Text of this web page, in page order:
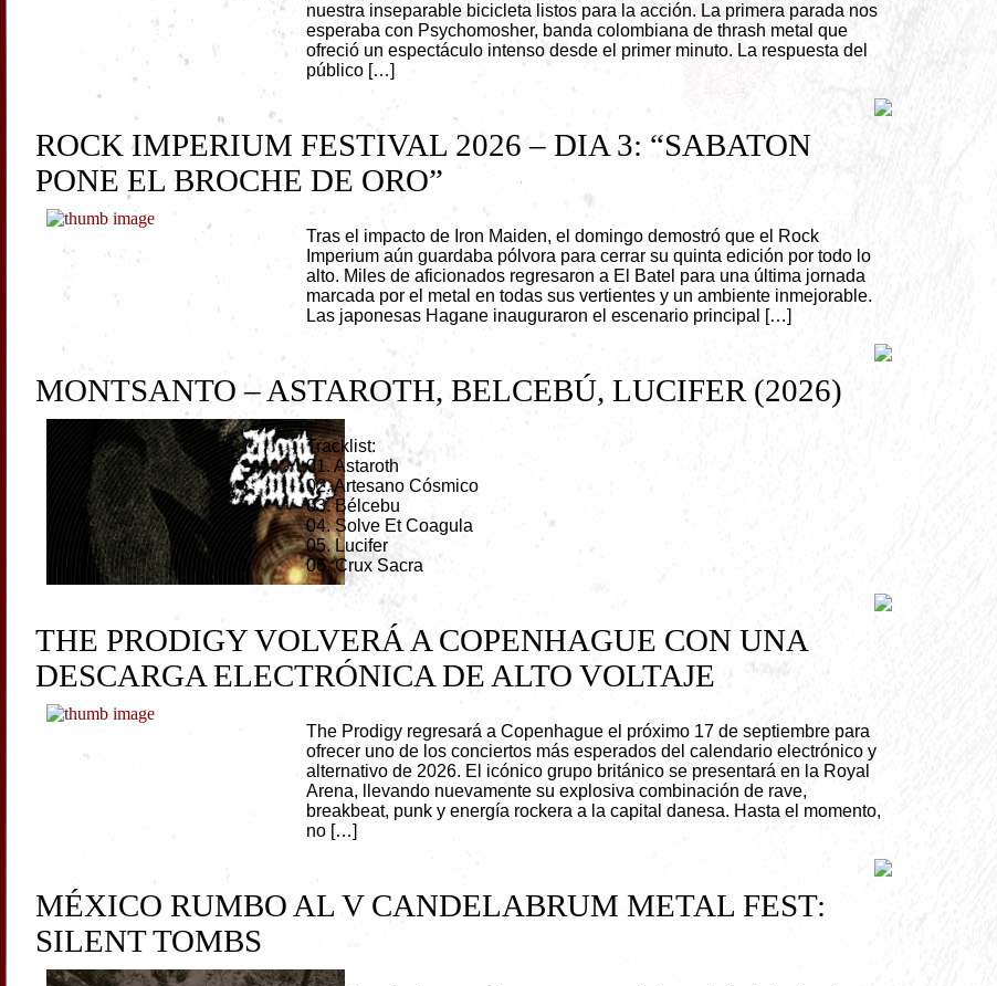
nuestra inseparable bicicleta listos para la acción. La primera parada nos
esperaba con Psychomosher, banda colombiana de thrash metal que
ofreció un espectáculo intenso desde el primer minuto. La respuesta del
público […]
ROCK IMPERIUM FESTIVAL 2026 – DIA 3: “SABATON
PONE EL BROCHE DE ORO”
Tras el impacto de Iron Maiden, el domingo demostró que el Rock
Imperium aún guardaba pólvora para cerrar su quinta edición por todo lo
alto. Miles de aficionados regresaron a El Batel para una última jornada
marcada por el metal en todas sus vertientes y un ambiente inmejorable.
Las japonesas Hagane inauguraron el escenario principal […]
MONTSANTO – ASTAROTH, BELCEBÚ, LUCIFER (2026)
Tracklist:
01. Astaroth
02. Artesano Cósmico
03. Bélcebu
04. Solve Et Coagula
05. Lucifer
06. Crux Sacra
THE PRODIGY VOLVERÁ A COPENHAGUE CON UNA
DESCARGA ELECTRÓNICA DE ALTO VOLTAJE
The Prodigy regresará a Copenhague el próximo 17 de septiembre para
ofrecer uno de los conciertos más esperados del calendario electrónico y
alternativo de 2026. El icónico grupo británico se presentará en la Royal
Arena, llevando nuevamente su explosiva combinación de rave,
breakbeat, punk y energía rockera a la capital danesa. Hasta el momento,
no […]
MÉXICO RUMBO AL V CANDELABRUM METAL FEST:
SILENT TOMBS